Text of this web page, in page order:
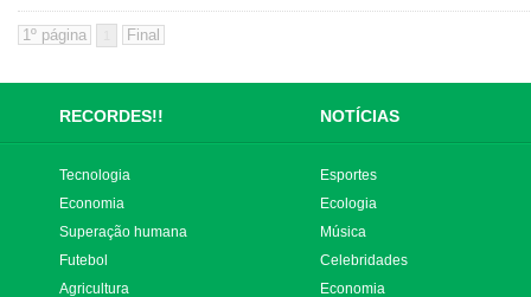
RECORDES!! NOTÍCIAS
Tecnologia
Economia
Superação humana
Futebol
Agricultura
Esportes
Ecologia
Música
Celebridades
Economia